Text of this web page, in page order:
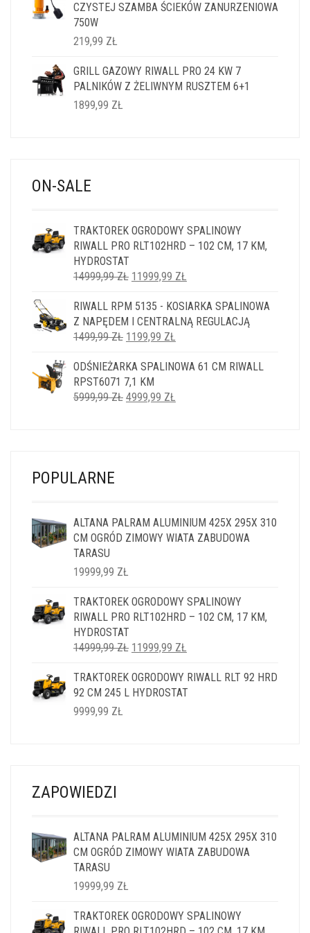
1499,99 ZŁ.1199,99 ZŁ.
CZYSTEJ SZAMBA ŚCIEKÓW ZANURZENIOWA
750W
219,99 ZŁ
GRILL GAZOWY RIWALL PRO 24 KW 7
PALNIKÓW Z ŻELIWNYM RUSZTEM 6+1
1899,99 ZŁ
ON-SALE
TRAKTOREK OGRODOWY SPALINOWY
RIWALL PRO RLT102HRD – 102 CM, 17 KM,
HYDROSTAT
14999,99ZŁ PIERWOTNA
WYNOSIŁA:
14999,99 ZŁ.
11999,99 ZŁ
WYNOSI:
11999,99 ZŁ.
RIWALL RPM 5135 - KOSIARKA SPALINOWA
Z NAPĘDEM I CENTRALNĄ REGULACJĄ
1499,99ZŁ PIERWOTNA
WYNOSIŁA:
1499,99 ZŁ.
1199,99 ZŁ
WYNOSI:
ODŚNIEŻARKA SPALINOWA 61 CM RIWALL
RPST6071 7,1 KM
5999,99ZŁ PIERWOTNA
4999,99 ZŁ
POPULARNE
ALTANA PALRAM ALUMINIUM 425X 295X 310
CM OGRÓD ZIMOWY WIATA ZABUDOWA
TARASU
19999,99 ZŁ
TRAKTOREK OGRODOWY SPALINOWY
RIWALL PRO RLT102HRD – 102 CM, 17 KM,
HYDROSTAT
14999,99ZŁ PIERWOTNA
WYNOSIŁA:
14999,99 ZŁ.
11999,99 ZŁ
WYNOSI:
11999,99 ZŁ.
TRAKTOREK OGRODOWY RIWALL RLT 92 HRD
92 CM 245 L HYDROSTAT
9999,99 ZŁ
ZAPOWIEDZI
ALTANA PALRAM ALUMINIUM 425X 295X 310
CM OGRÓD ZIMOWY WIATA ZABUDOWA
TARASU
19999,99 ZŁ
TRAKTOREK OGRODOWY SPALINOWY